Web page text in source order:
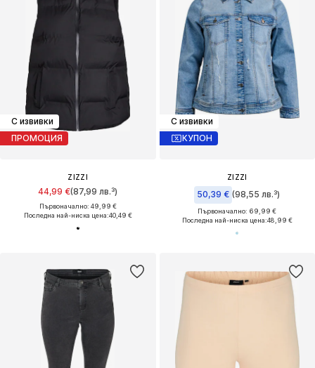
С извивки
ПРОМОЦИЯ
ZIZZI
44,99 €(87,99 лв.³)
Първоначално: 49,99 €
Последна най-ниска цена:40,49 €
С извивки
КУПОН
ZIZZI
50,39 € (98,55 лв.³)
Първоначално: 69,99 €
Последна най-ниска цена:48,99 €